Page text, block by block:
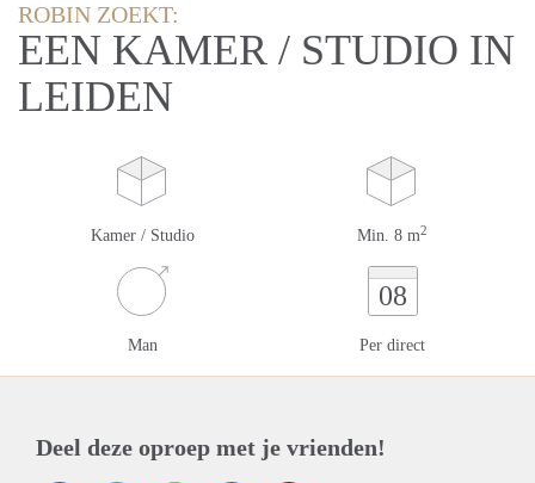
ROBIN ZOEKT:
EEN KAMER / STUDIO IN
LEIDEN
Kamer / Studio Min. 8 m2
Man
08
Per direct
Deel deze oproep met je vrienden!